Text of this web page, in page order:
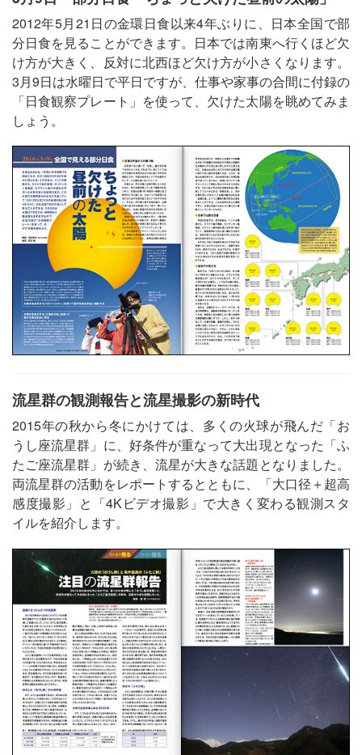
2012年5月21日の金環日食以来4年ぶりに、日本全国で部
分日食を見ることができます。日本では南東へ行くほど欠
け方が大きく、反対に北西ほど欠け方が小さくなります。
3月9日は水曜日で平日ですが、仕事や家事の合間に付録の
「日食観察プレート」を使って、欠けた太陽を眺めてみま
しょう。
流星群の観測報告と流星撮影の新時代
2015年の秋から冬にかけては、多くの火球が飛んだ「お
うし座流星群」に、好条件が重なって大出現となった「ふ
たご座流星群」が続き、流星が大きな話題となりました。
両流星群の活動をレポートするとともに、「大口径＋超高
感度撮影」と「4Kビデオ撮影」で大きく変わる観測スタ
イルを紹介します。